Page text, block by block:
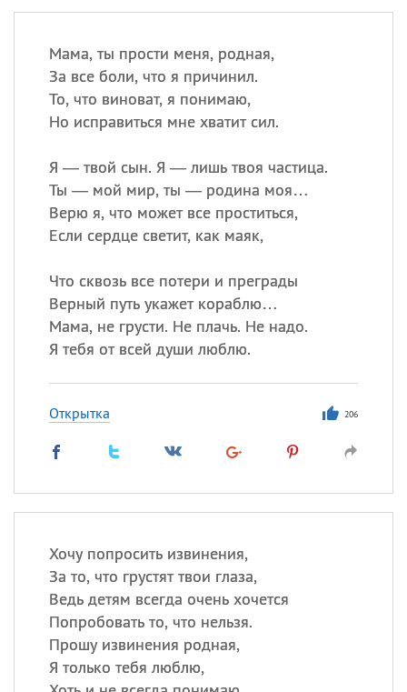
Мама, ты прости меня, родная,
За все боли, что я причинил.
То, что виноват, я понимаю,
Но исправиться мне хватит сил.
Я — твой сын. Я — лишь твоя частица.
Ты — мой мир, ты — родина моя…
Верю я, что может все проститься,
Если сердце светит, как маяк,
Что сквозь все потери и преграды
Верный путь укажет кораблю…
Мама, не грусти. Не плачь. Не надо.
Я тебя от всей души люблю.
Открытка 206
Хочу попросить извинения,
За то, что грустят твои глаза,
Ведь детям всегда очень хочется
Попробовать то, что нельзя.
Прошу извинения родная,
Я только тебя люблю,